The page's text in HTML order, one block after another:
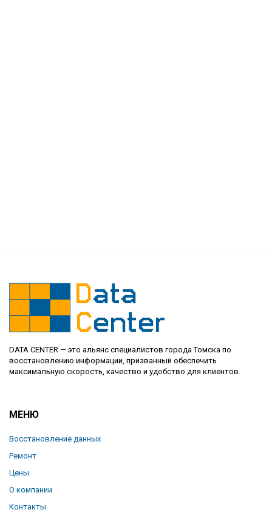
DATA CENTER — это альянс специалистов города Томска по
восстановлению информации, призванный обеспечить
максимальную скорость, качество и удобство для клиентов.
МЕНЮ
Восстановление данных
Ремонт
Цены
О компании
Контакты